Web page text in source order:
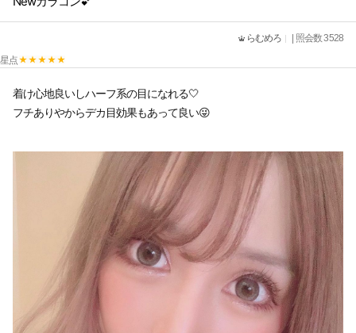
らむめろ
| 照会数 3528
星点
着け心地良いしハーフ系の目になれる🤍
フチありやからデカ目効果もあって良い😜